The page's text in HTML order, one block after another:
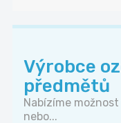
Výrobce
předmětů
Nabízíme
nebo...